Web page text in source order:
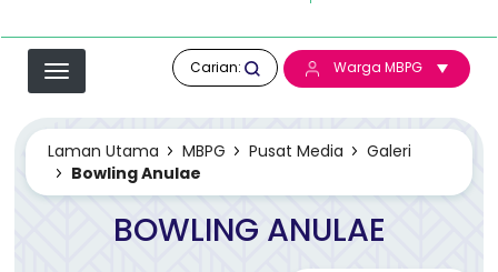
Carian: Warga MBPG
Laman Utama MBPG Pusat Media
Galeri
Bowling Anulae
BOWLING ANULAE